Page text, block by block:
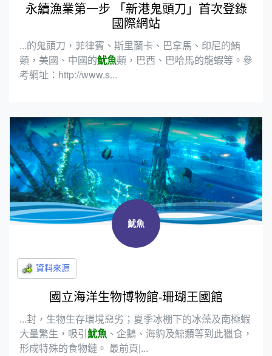
永續漁業第一步 「新港鬼頭刀」首次登錄
國際網站
...的鬼頭刀，菲律賓、斯里蘭卡、巴拿馬、印尼的鮪
類，美國、中國的魷魚類，巴西、巴哈馬的龍蝦等。參
考網址：http://www.s...
魷魚
國立海洋生物博物館-珊瑚王國館
...封，生物生存環境惡劣；夏季冰棚下的冰藻及南極蝦
大量繁生，吸引魷魚 、企鵝、海豹及鯨類等到此獵食，
形成特殊的食物鏈。 最前頁|...